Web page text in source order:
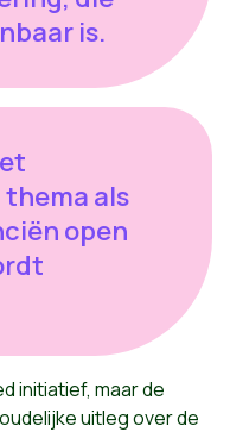
is.
als
open
initiatief, maar de
uitleg over de